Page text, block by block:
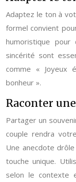
Adaptez le ton à
formel convient
humoristique pour
sincérité sont
comme « Joyeux
bonheur ».
Raconter
Partager un
couple rendra
Une anecdote
touche unique.
selon le contexte